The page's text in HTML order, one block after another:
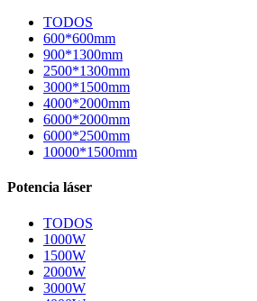
TODOS
600*600mm
900*1300mm
2500*1300mm
3000*1500mm
4000*2000mm
6000*2000mm
6000*2500mm
10000*1500mm
Potencia láser
TODOS
1000W
1500W
2000W
3000W